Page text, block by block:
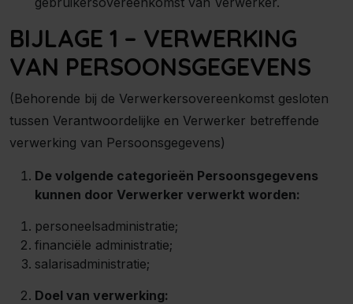
BIJLAGE 1 – VERWERKING
VAN PERSOONSGEGEVENS
(Behorende bij de Verwerkersovereenkomst gesloten
tussen Verantwoordelijke en Verwerker betreffende
verwerking van Persoonsgegevens)
De volgende categorieën Persoonsgegevens
kunnen door Verwerker verwerkt worden:
personeelsadministratie;
financiële administratie;
salarisadministratie;
Doel van verwerking: